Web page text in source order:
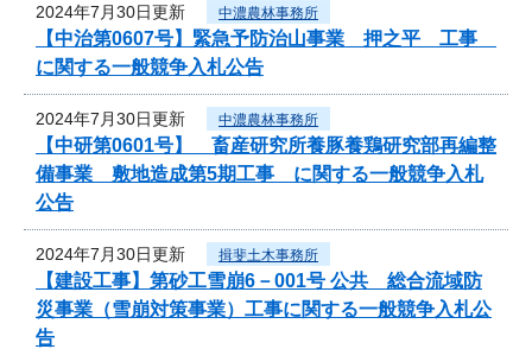
2024年7月30日更新 中濃農林事務所
【中治第0607号】緊急予防治山事業 押之平 工事
に関する一般競争入札公告
2024年7月30日更新 中濃農林事務所
【中研第0601号】 畜産研究所養豚養鶏研究部再編整
備事業 敷地造成第5期工事 に関する一般競争入札
公告
2024年7月30日更新 揖斐土木事務所
【建設工事】第砂工雪崩6－001号 公共 総合流域防
災事業（雪崩対策事業）工事に関する一般競争入札公
告